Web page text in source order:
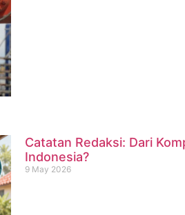
Catatan Redaksi: Dari
Indonesia?
9 May 2026